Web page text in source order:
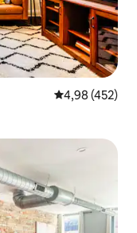
4,98 (452)